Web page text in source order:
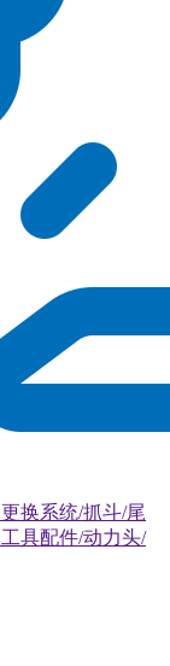
换系统/抓斗/尾
具配件/动力头/